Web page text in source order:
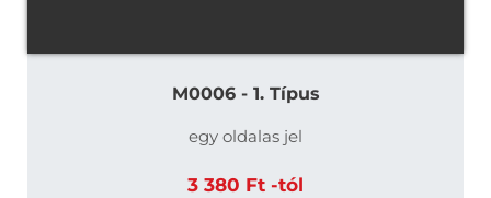
M0006 - 1. Típus
egy oldalas jel
3 380 Ft -tól